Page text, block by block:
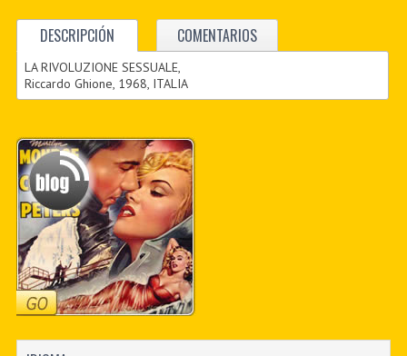
DESCRIPCIÓN COMENTARIOS
LA RIVOLUZIONE SESSUALE,
Riccardo Ghione, 1968, ITALIA